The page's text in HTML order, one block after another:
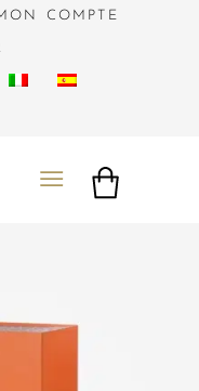
COMPTE